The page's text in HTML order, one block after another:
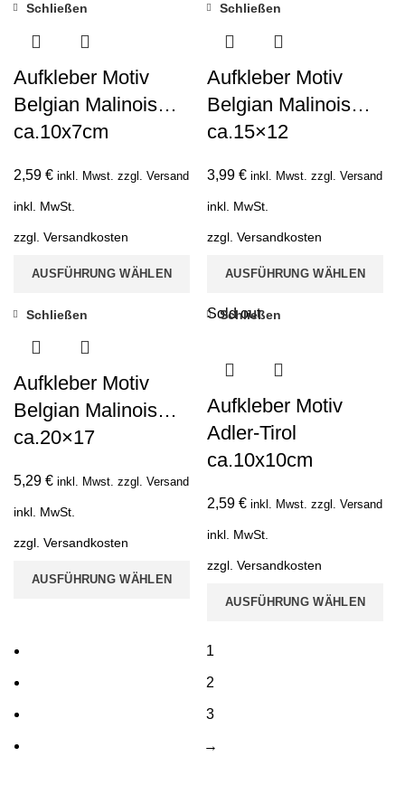
Schließen
Aufkleber Motiv
Belgian Malinois…
ca.10x7cm
2,59 € inkl. Mwst. zzgl. Versand
inkl. MwSt.
zzgl. Versandkosten
AUSFÜHRUNG WÄHLEN
Schließen
Aufkleber Motiv
Belgian Malinois…
ca.15×12
3,99 € inkl. Mwst. zzgl. Versand
inkl. MwSt.
zzgl. Versandkosten
AUSFÜHRUNG WÄHLEN
Schließen
Aufkleber Motiv
Belgian Malinois…
ca.20×17
5,29 € inkl. Mwst. zzgl. Versand
inkl. MwSt.
zzgl. Versandkosten
AUSFÜHRUNG WÄHLEN
Sold out
Schließen
Aufkleber Motiv
Adler-Tirol
ca.10x10cm
2,59 € inkl. Mwst. zzgl. Versand
inkl. MwSt.
zzgl. Versandkosten
AUSFÜHRUNG WÄHLEN
1
2
3
→